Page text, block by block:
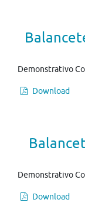
Demonstrativo
Download
Demonstrativo
Download